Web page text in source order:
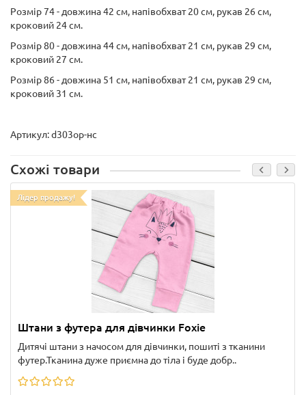
Розмір 74 - довжина 42 см, напівобхват 20 см, рукав 26 см,
кроковий 24 см.
Розмір 80 - довжина 44 см, напівобхват 21 см, рукав 29 см,
кроковий 27 см.
Розмір 86 - довжина 51 см, напівобхват 21 см, рукав 29 см,
кроковий 31 см.
Артикул: d303ор-нс
Схожі товари
Лідер продажу!
Штани з футера для дівчинки Foxie
Дитячі штани з начосом для дівчинки, пошиті з тканини
футер.Тканина дуже приємна до тіла і буде добр..